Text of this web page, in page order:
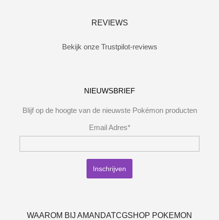
REVIEWS
Bekijk onze Trustpilot-reviews
NIEUWSBRIEF
Blijf op de hoogte van de nieuwste Pokémon producten
Email Adres*
WAAROM BIJ AMANDATCGSHOP POKEMON